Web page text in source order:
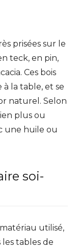
prisées sur le
teck, en pin,
Ces bois
la table, et se
naturel. Selon
plus ou
une huile ou
soi-
utilisé,
tables de